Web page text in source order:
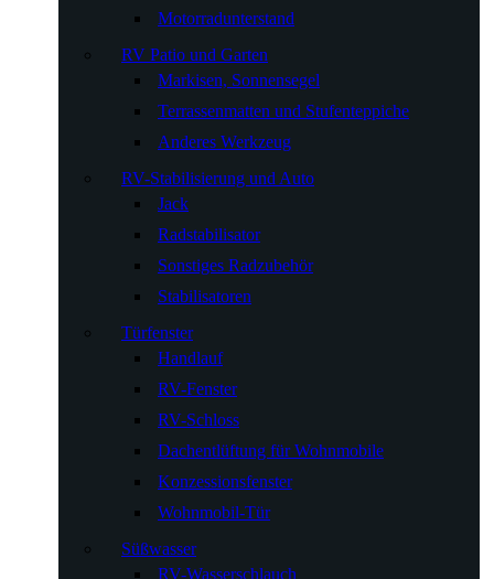
Motorradunterstand
RV Patio und Garten
Markisen, Sonnensegel
Terrassenmatten und Stufenteppiche
Anderes Werkzeug
RV-Stabilisierung und Auto
Jack
Radstabilisator
Sonstiges Radzubehör
Stabilisatoren
Türfenster
Handlauf
RV-Fenster
RV-Schloss
Dachentlüftung für Wohnmobile
Konzessionsfenster
Wohnmobil-Tür
Süßwasser
RV-Wasserschlauch